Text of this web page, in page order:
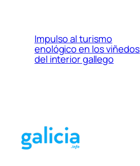
Impulso al turismo
enológico en los viñedos
del interior gallego